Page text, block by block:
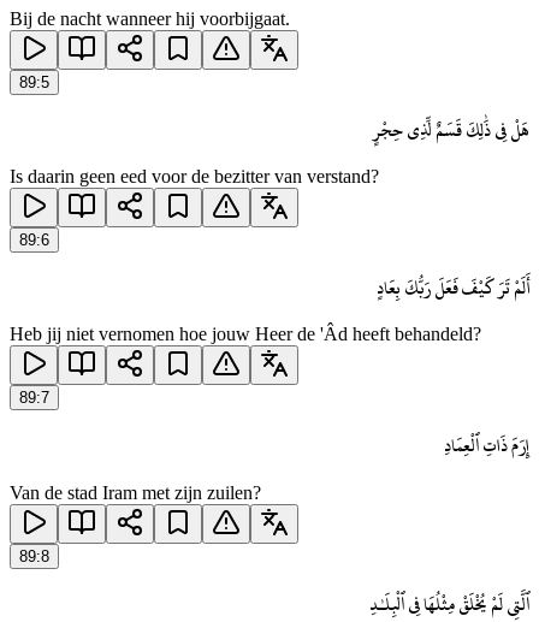
Bij de nacht wanneer hij voorbijgaat.
89:5
هَلْ فِى ذَٰلِكَ قَسَمٌ لِّذِى حِجْرٍ
Is daarin geen eed voor de bezitter van verstand?
89:6
أَلَمْ تَرَ كَيْفَ فَعَلَ رَبُّكَ بِعَادٍ
Heb jij niet vernomen hoe jouw Heer de 'Âd heeft behandeld?
89:7
إِرَمَ ذَاتِ ٱلْعِمَادِ
Van de stad Iram met zijn zuilen?
89:8
ٱلَّتِى لَمْ يُخْلَقْ مِثْلُهَا فِى ٱلْبِلَـٰدِ